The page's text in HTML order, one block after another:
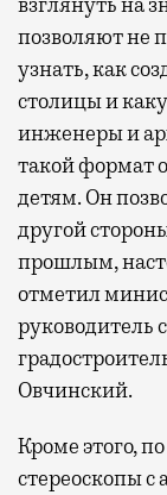
позволяют не
узнать, как
столицы и
инженеры и
такой формат
детям. Он
другой
прошлым,
отметил
руководитель
Овчинский.
Кроме этого,
стереоскопы